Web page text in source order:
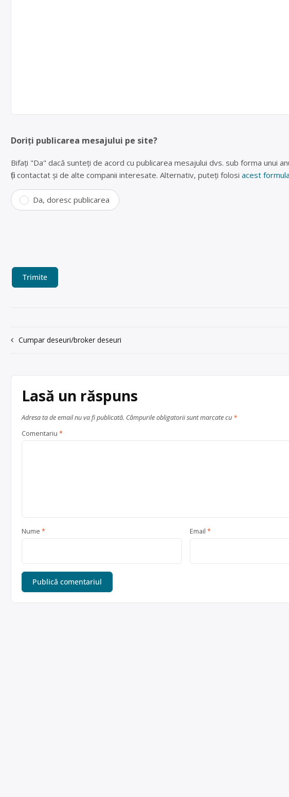
Doriți publicarea mesajului pe site?
Bifați "Da" dacă sunteți de acord cu publicarea mesajului dvs. sub forma unui
fiți contactat și de alte companii interesate. Alternativ, puteți folosi acest
Da, doresc publicarea
Navigare
Cumpar deseuri/broker deseuri
Lasă un răspuns
Adresa ta de email nu va fi publicată. Câmpurile obligatorii sunt marcate cu *
Comentariu *
Nume * Email *